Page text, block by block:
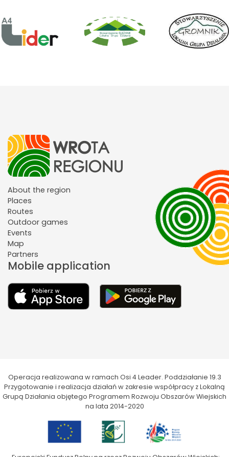
About the region
Places
Routes
Outdoor games
Events
Map
Partners
Mobile application
Operacja realizowana w ramach Osi 4 Leader. Poddziałanie 19.3
Przygotowanie i realizacja działań w zakresie współpracy z Lokalną
Grupą Działania objętego Programem Rozwoju Obszarów Wiejskich
na lata 2014-2020